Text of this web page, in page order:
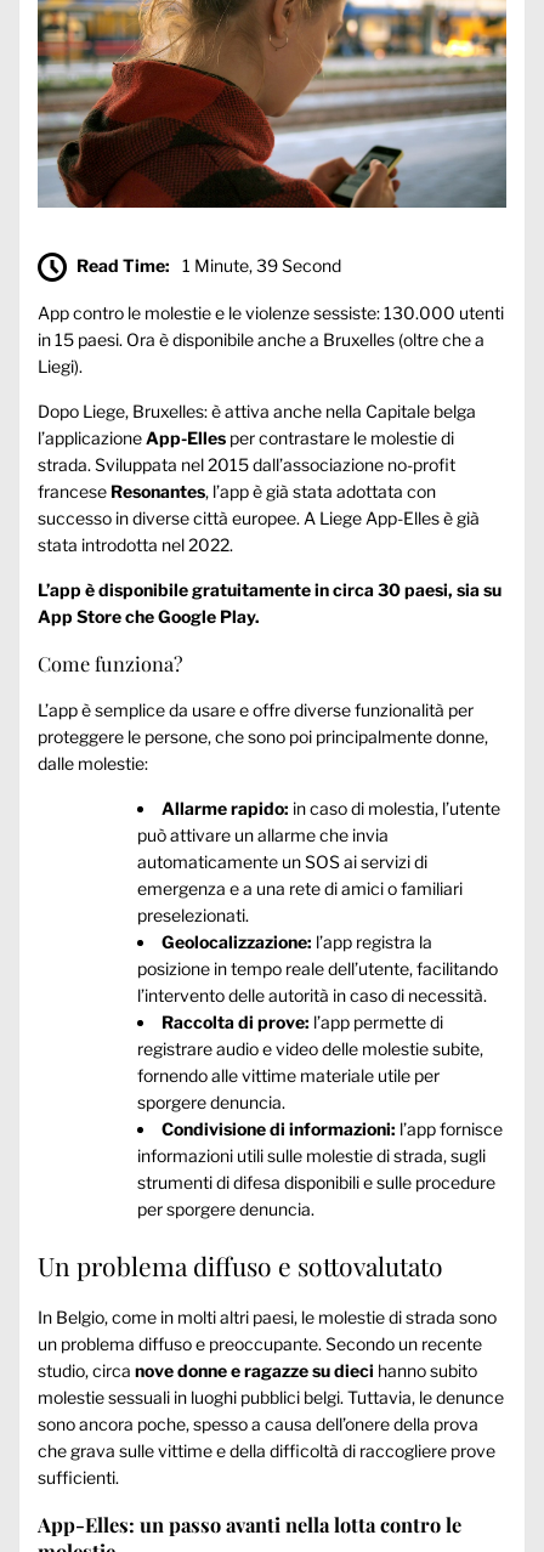
Read Time: 1 Minute, 39 Second
App contro le molestie e le violenze sessiste: 130.000 utenti
in 15 paesi. Ora è disponibile anche a Bruxelles (oltre che a
Liegi).
Dopo Liege, Bruxelles: è attiva anche nella Capitale belga
l’applicazioneApp-Elles per contrastare le molestie di
strada. Sviluppata nel 2015 dall’associazione no-profit
francese Resonantes, l’app è già stata adottata con
successo in diverse città europee. A Liege App-Elles è già
stata introdotta nel 2022.
L’app è disponibile gratuitamente in circa 30 paesi, sia su
App Store che Google Play.
Come funziona?
L’app è semplice da usare e offre diverse funzionalità per
proteggere le persone, che sono poi principalmente donne,
dalle molestie:
Allarme rapido: in caso di molestia, l’utente
può attivare un allarme che invia
automaticamente un SOS ai servizi di
emergenza e a una rete di amici o familiari
preselezionati.
Geolocalizzazione: l’app registra la
posizione in tempo reale dell’utente, facilitando
l’intervento delle autorità in caso di necessità.
Raccolta di prove: l’app permette di
registrare audio e video delle molestie subite,
fornendo alle vittime materiale utile per
sporgere denuncia.
Condivisione di informazioni: l’app fornisce
informazioni utili sulle molestie di strada, sugli
strumenti di difesa disponibili e sulle procedure
per sporgere denuncia.
Un problema diffuso e sottovalutato
In Belgio, come in molti altri paesi, le molestie di strada sono
un problema diffuso e preoccupante. Secondo un recente
studio, circa nove donne e ragazze su dieci hanno subito
molestie sessuali in luoghi pubblici belgi. Tuttavia, le denunce
sono ancora poche, spesso a causa dell’onere della prova
che grava sulle vittime e della difficoltà di raccogliere prove
sufficienti.
App-Elles: un passo avanti nella lotta contro le